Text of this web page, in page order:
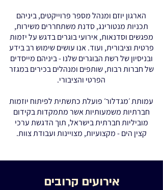
הארגון יוזם ומנהל מספר פרוייקטים, ביניהם
תכניות מנטורינג, סדנת משתחררים משירות,
מפגשים וסדנאות, אירועי בוגרים בדגש על יזמות
פרטית וציבורית, ועוד. אנו עושים שימוש רב בידע
ובניסיון של רשת הבוגרים שלנו - ביניהם מייסדים
של חברות רבות, שותפים ומנהלים בכירים במגזר
הפרטי והציבורי.
עמותת ׳מגדלור׳ פועלת כתשתית לפיתוח יוזמות
חברתיות משמעותיות אשר מתמקדות בקידום
מוביליות חברתית בישראל, תוך הדגשת ערכי
קצין הים - מקצועיות, מצויינות ועבודת צוות.
אירועים קרובים